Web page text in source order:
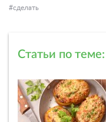
сделать
Статьи по теме: